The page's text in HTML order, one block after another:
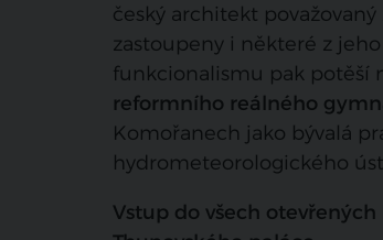
český architekt
zastoupeny i některé z
funkcionalismu pak
reformního reálného
Komořanech jako bývalá
hydrometeorologického
Vstup do všech